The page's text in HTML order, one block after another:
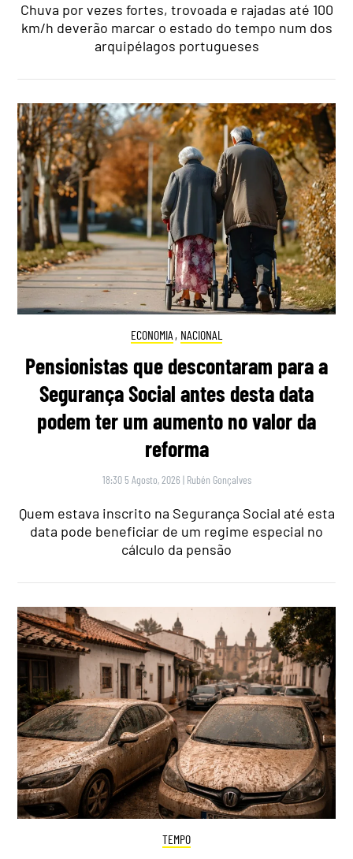
Chuva por vezes fortes, trovoada e rajadas até 100
km/h deverão marcar o estado do tempo num dos
arquipélagos portugueses
ECONOMIA , NACIONAL
Pensionistas que descontaram para a
Segurança Social antes desta data
podem ter um aumento no valor da
reforma
18:30 5 Agosto, 2026 | Rubén Gonçalves
Quem estava inscrito na Segurança Social até esta
data pode beneficiar de um regime especial no
cálculo da pensão
TEMPO